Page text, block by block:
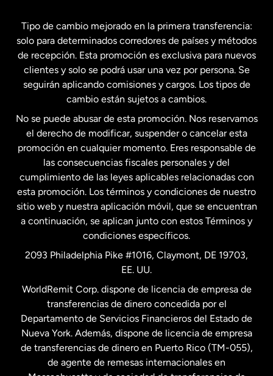
Estados Unidos English
Estados Unidos Español
Francia
Malasia
Nueva Zelanda
Países Bajos
Suecia
Tipo de cambio mejorado en la primera transferencia:
solo para determinados corredores de países y métodos
de recepción. Esta promoción es exclusiva para nuevos
clientes y solo se podrá usar una vez por persona. Se
seguirán aplicando comisiones y cargos. Los tipos de
cambio están sujetos a cambios.
No se puede abusar de esta promoción. Nos reservamos
el derecho de modificar, suspender o cancelar esta
promoción en cualquier momento. Eres responsable de
las consecuencias fiscales personales y del
cumplimiento de las leyes aplicables relacionadas con
esta promoción. Los términos y condiciones de nuestro
sitio web y nuestra aplicación móvil, que se encuentran
a continuación, se aplican junto con estos Términos y
condiciones específicos.
2093 Philadelphia Pike #1016, Claymont, DE 19703,
EE. UU.
WorldRemit Corp. dispone de licencia de empresa de
transferencias de dinero concedida por el
Departamento de Servicios Financieros del Estado de
Nueva York. Además, dispone de licencia de empresa
de transferencias de dinero en Puerto Rico (TM-055),
de agente de remesas internacionales en